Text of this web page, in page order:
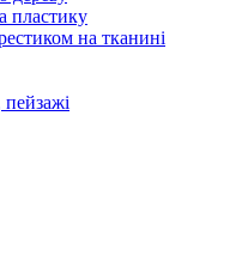
пластику
на тканині